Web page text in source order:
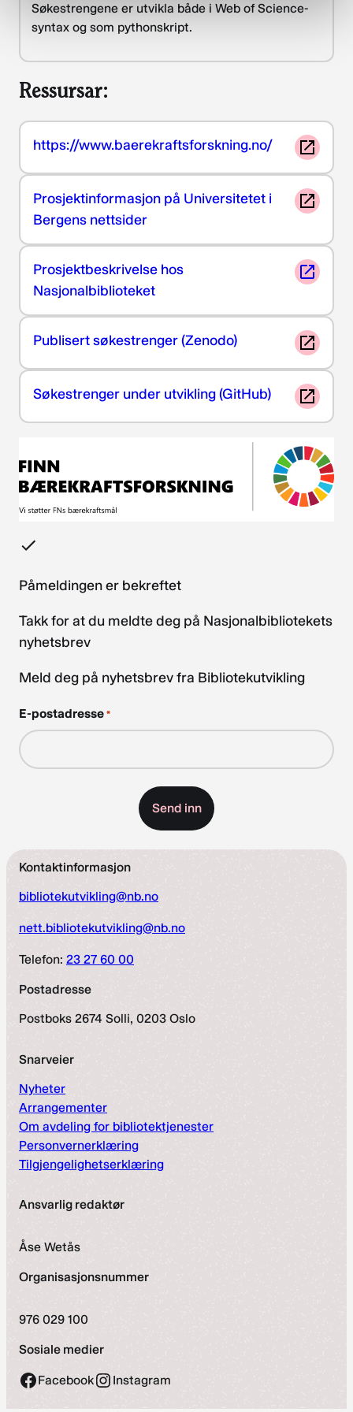
Søkestrengene er utvikla både i Web of Science-
syntax og som pythonskript.
Ressursar:
https://www.baerekraftsforskning.no/
Prosjektinformasjon på Universitetet i
Bergens nettsider
Prosjektbeskrivelse hos
Nasjonalbiblioteket
Publisert søkestrenger (Zenodo)
Søkestrenger under utvikling (GitHub)
Påmeldingen er bekreftet
Takk for at du meldte deg på Nasjonalbibliotekets
nyhetsbrev
Meld deg på nyhetsbrev fra Bibliotekutvikling
E-postadresse *
Kontaktinformasjon
bibliotekutvikling@nb.no
nett.bibliotekutvikling@nb.no
Telefon: 23 27 60 00
Postadresse
Postboks 2674 Solli, 0203 Oslo
Snarveier
Nyheter
Arrangementer
Om avdeling for bibliotektjenester
Personvernerklæring
Tilgjengelighetserklæring
Ansvarlig redaktør
Åse Wetås
Organisasjonsnummer
976 029 100
Sosiale medier
Facebook Instagram